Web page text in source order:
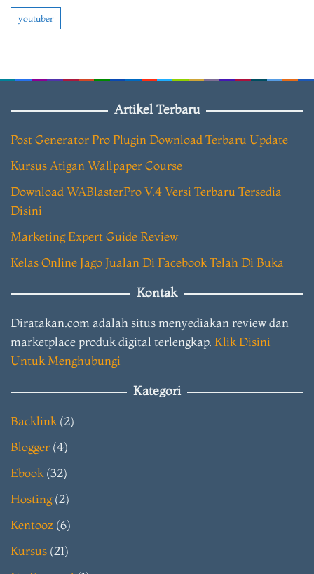
youtuber
Artikel Terbaru
Post Generator Pro Plugin Download Terbaru Update
Kursus Atigan Wallpaper Course
Download WABlasterPro V.4 Versi Terbaru Tersedia
Disini
Marketing Expert Guide Review
Kelas Online Jago Jualan Di Facebook Telah Di Buka
Kontak
Diratakan.com adalah situs menyediakan review dan
marketplace produk digital terlengkap. Klik Disini
Untuk Menghubungi
Kategori
Backlink(2)
Blogger (4)
Ebook(32)
Hosting(2)
Kentooz (6)
Kursus (21)